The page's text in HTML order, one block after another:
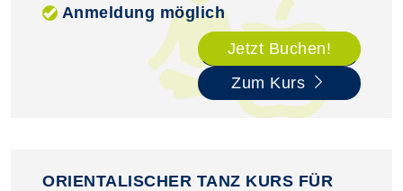
Anmeldung möglich
Jetzt Buchen!
Zum Kurs
ORIENTALISCHER TANZ KURS FÜR